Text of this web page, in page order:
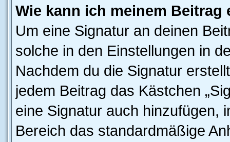
Wie kann ich meinem
Um eine Signatur an deinen
solche in den Einstellungen in
Nachdem du die Signatur
jedem Beitrag das Kästchen
eine Signatur auch hinzufügen,
Bereich das standardmäßige